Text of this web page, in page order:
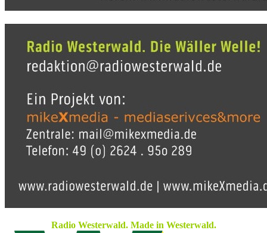
Radio Westerwald. Made in Westerwald.